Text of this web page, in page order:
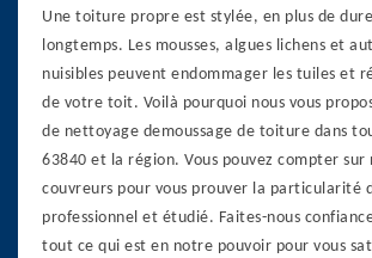
Une toiture propre est stylée, en plus de
longtemps. Les mousses, algues lichens et
nuisibles peuvent endommager les tuiles et
de votre toit. Voilà pourquoi nous vous
de nettoyage demoussage de toiture dans
63840 et la région. Vous pouvez compter sur
couvreurs pour vous prouver la particularité
professionnel et étudié. Faites-nous
tout ce qui est en notre pouvoir pour vous